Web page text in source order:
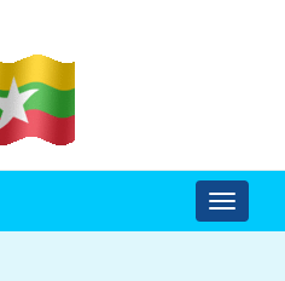
Toggle